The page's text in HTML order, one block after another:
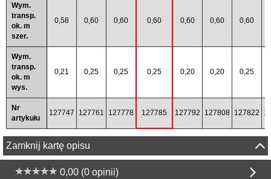
Wym.
transp.
ok. m
szer.
0,58 0,60 0,60 0,60 0,60 0,60 0,60
Wym.
transp.
ok. m
wys.
0,21 0,25 0,25 0,25 0,20 0,20 0,25
Nr
artykułu
127747 127761 127778 127785 127792 127808 127822
Zamknij kartę opisu
0,00 (0 opinii)